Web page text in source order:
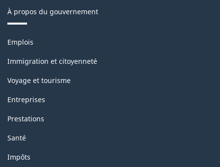
À propos du gouvernement
Thèmes
sujets
Emplois
Immigration et citoyenneté
Voyage et tourisme
Entreprises
Prestations
Santé
Impôts